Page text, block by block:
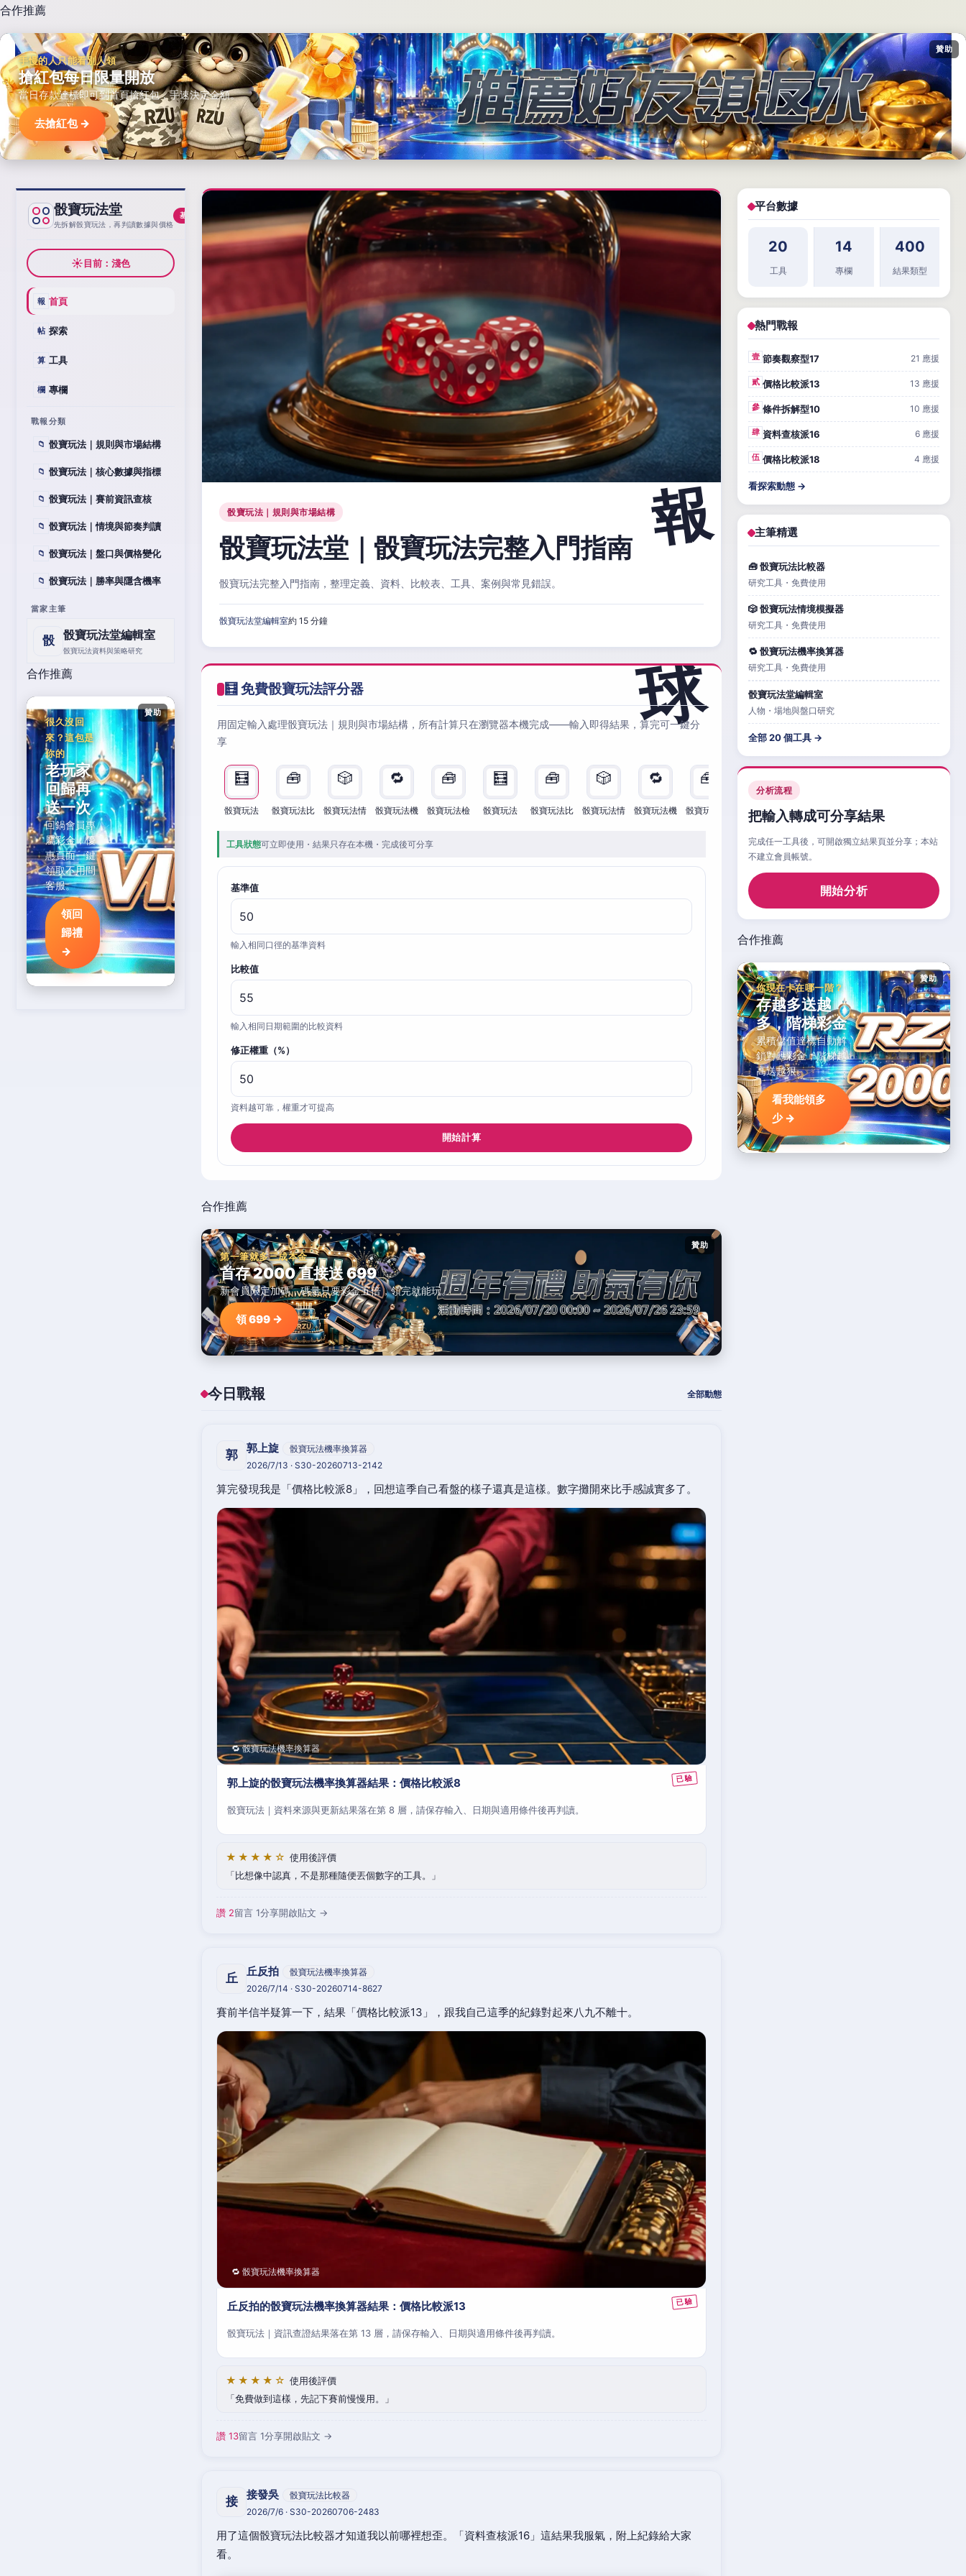
合作推薦
贊助
手慢的人只能看別人領
搶紅包每日限量開放
當日存款達標即可到首頁搶紅包，手速決定金額。
去搶紅包 →
骰寶玩法堂
先拆解骰寶玩法，再判讀數據與價格
基線
☀目前：淺色
報 首頁
帖 探索
算 工具
欄 專欄
戰報分類
📁 骰寶玩法｜規則與市場結構
📁 骰寶玩法｜核心數據與指標
📁 骰寶玩法｜賽前資訊查核
📁 骰寶玩法｜情境與節奏判讀
📁 骰寶玩法｜盤口與價格變化
📁 骰寶玩法｜勝率與隱含機率
當家主筆
骰 骰寶玩法堂編輯室
骰寶玩法資料與策略研究
合作推薦
贊助
很久沒回
來？這包是
你的
老玩家
回歸再
送一次
回鍋會員專
屬彩金，優
惠頁面一鍵
領取不用問
客服。
領回
歸禮
→
骰寶玩法｜規則與市場結構
骰寶玩法堂｜骰寶玩法完整入門指南
骰寶玩法完整入門指南，整理定義、資料、比較表、工具、案例與常見錯誤。
骰寶玩法堂編輯室約 15 分鐘
🧮 免費骰寶玩法評分器
用固定輸入處理骰寶玩法｜規則與市場結構，所有計算只在瀏覽器本機完成——輸入即得結果，算完可一鍵分
享
🧮
骰寶玩法
🧰
骰寶玩法比
🎲
骰寶玩法情
🔁
骰寶玩法機
🧰
骰寶玩法檢
🧮
骰寶玩法
🧰
骰寶玩法比
🎲
骰寶玩法情
🔁
骰寶玩法機
🧰
骰寶玩法檢
🧮
骰寶玩法 骰寶玩法比 骰寶玩法情
工具狀態可立即使用・結果只存在本機・完成後可分享
基準值
輸入相同口徑的基準資料
比較值
輸入相同日期範圍的比較資料
修正權重（%）
資料越可靠，權重才可提高
開始計算
合作推薦
贊助
第一筆就多三成本金
首存 2000 直接送 699
新會員限定加碼，碼量只要彩金五倍，領完就能玩。
領 699 →
今日戰報 全部動態
郭 郭上旋
骰寶玩法機率換算器
2026/7/13 · S30-20260713-2142
算完發現我是「價格比較派8」，回想這季自己看盤的樣子還真是這樣。數字攤開來比手感誠實多了。
🔁 骰寶玩法機率換算器
郭上旋的骰寶玩法機率換算器結果：價格比較派8
骰寶玩法｜資料來源與更新結果落在第 8 層，請保存輸入、日期與適用條件後再判讀。
★★★★☆ 使用後評價
比想像中認真，不是那種隨便丟個數字的工具。
讚 2留言 1分享開啟貼文 →
丘 丘反拍
骰寶玩法機率換算器
2026/7/14 · S30-20260714-8627
賽前半信半疑算一下，結果「價格比較派13」，跟我自己這季的紀錄對起來八九不離十。
🔁 骰寶玩法機率換算器
丘反拍的骰寶玩法機率換算器結果：價格比較派13
骰寶玩法｜資訊查證結果落在第 13 層，請保存輸入、日期與適用條件後再判讀。
★★★★☆ 使用後評價
免費做到這樣，先記下賽前慢慢用。
讚 13留言 1分享開啟貼文 →
接 接發吳
骰寶玩法比較器
2026/7/6 · S30-20260706-2483
用了這個骰寶玩法比較器才知道我以前哪裡想歪。「資料查核派16」這結果我服氣，附上紀錄給大家
看。
平台數據
20
工具
14
專欄
400
結果類型
熱門戰報
壹 節奏觀察型17 21 應援
貳 價格比較派13 13 應援
參 條件拆解型10 10 應援
肆 資料查核派16 6 應援
伍 價格比較派18 4 應援
看探索動態 →
主筆精選
🧰 骰寶玩法比較器
研究工具・免費使用
🎲 骰寶玩法情境模擬器
研究工具・免費使用
🔁 骰寶玩法機率換算器
研究工具・免費使用
骰寶玩法堂編輯室
人物・場地與盤口研究
全部 20 個工具 →
分析流程
把輸入轉成可分享結果
完成任一工具後，可開啟獨立結果頁並分享；本站
不建立會員帳號。
開始分析
合作推薦
贊助
你現在卡在哪一階？
存越多送越
多，階梯彩金
累積儲值達標自動解
鎖對應彩金，階梯越
高送越狠。
看我能領多
少 →